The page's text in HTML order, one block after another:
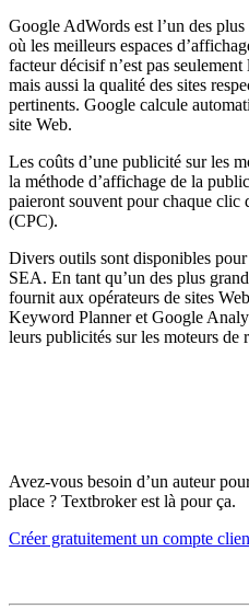
Google AdWords est l’un des
où les meilleurs espaces
facteur décisif n’est pas
mais aussi la qualité des sites
pertinents. Google calcule
site Web.
Les coûts d’une publicité sur les
la méthode d’affichage de la
paieront souvent pour chaque clic
(CPC).
Divers outils sont disponibles
SEA. En tant qu’un des plus
fournit aux opérateurs de sites
Keyword Planner et Google
leurs publicités sur les moteurs de
Avez-vous besoin d’un auteur
place ? Textbroker est là pour ça.
Créer gratuitement un compte